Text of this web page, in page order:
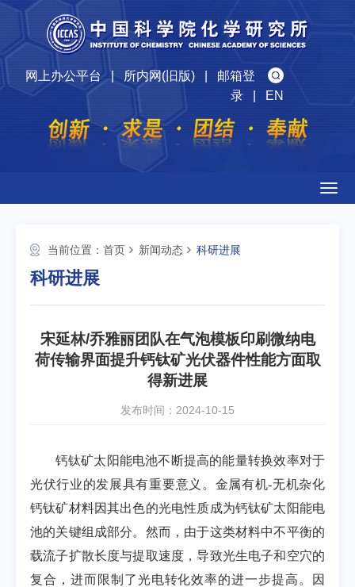
网上办公平台|所内网(旧版)| 邮箱登
录| EN
当前位置： 首页 新闻动态 科研进展
科研进展
宋延林/乔雅丽团队在气泡模板印刷微纳电
荷传输界面提升钙钛矿光伏器件性能方面取
得新进展
发布时间：2024-10-15
钙钛矿太阳能电池不断提高的能量转换效率对于
光伏行业的发展具有重要意义。金属有机-无机杂化
钙钛矿材料因其出色的光电性质成为钙钛矿太阳能电
池的关键组成部分。然而，由于这类材料中不平衡的
载流子扩散长度与提取速度，导致光生电子和空穴的
复合，进而限制了光电转化效率的进一步提高。因